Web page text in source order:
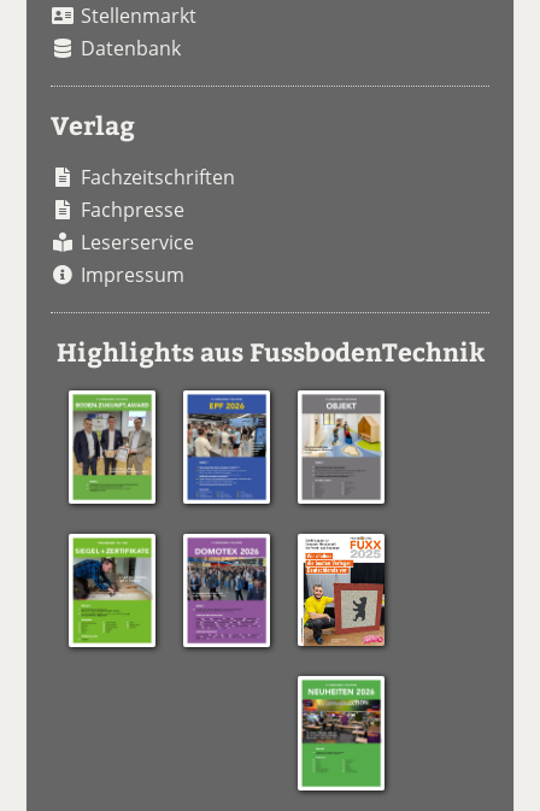
Stellenmarkt
Datenbank
Verlag
Fachzeitschriften
Fachpresse
Leserservice
Impressum
Highlights aus FussbodenTechnik